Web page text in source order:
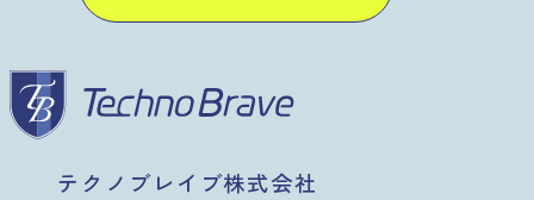
テクノブレイブ株式会社